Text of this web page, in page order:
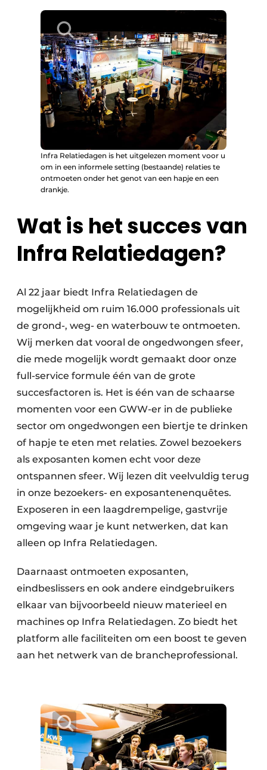
Infra Relatiedagen is het uitgelezen moment voor u
om in een informele setting (bestaande) relaties te
ontmoeten onder het genot van een hapje en een
drankje.
Wat is het succes van
Infra Relatiedagen?
Al 22 jaar biedt Infra Relatiedagen de
mogelijkheid om ruim 16.000 professionals uit
de grond-, weg- en waterbouw te ontmoeten.
Wij merken dat vooral de ongedwongen sfeer,
die mede mogelijk wordt gemaakt door onze
full-service formule één van de grote
succesfactoren is. Het is één van de schaarse
momenten voor een GWW-er in de publieke
sector om ongedwongen een biertje te drinken
of hapje te eten met relaties. Zowel bezoekers
als exposanten komen echt voor deze
ontspannen sfeer. Wij lezen dit veelvuldig terug
in onze bezoekers- en exposantenenquêtes.
Exposeren in een laagdrempelige, gastvrije
omgeving waar je kunt netwerken, dat kan
alleen op Infra Relatiedagen.
Daarnaast ontmoeten exposanten,
eindbeslissers en ook andere eindgebruikers
elkaar van bijvoorbeeld nieuw materieel en
machines op Infra Relatiedagen. Zo biedt het
platform alle faciliteiten om een boost te geven
aan het netwerk van de brancheprofessional.